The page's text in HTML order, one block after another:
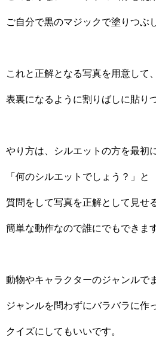
ご自分で黒のマジックで塗りつぶ
これと正解となる写真を用意して、
表裏になるように割りばしに貼り
やり方は、シルエットの方を最初
「何のシルエットでしょう？」と
質問をして写真を正解として見せ
簡単な動作なので誰にでもできます
動物やキャラクターのジャンルで
ジャンルを問わずにバラバラに作
クイズにしてもいいです。